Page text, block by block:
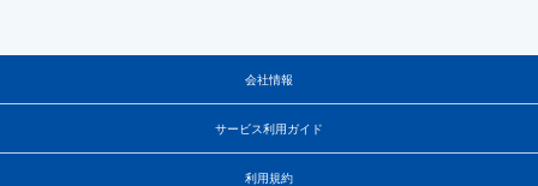
会社情報
サービス利用ガイド
利用規約